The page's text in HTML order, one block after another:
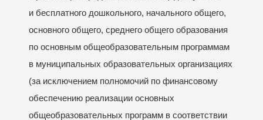
и бесплатного дошкольного, начального общего,
основного общего, среднего общего образования
по основным общеобразовательным программам
в муниципальных образовательных организациях
(за исключением полномочий по финансовому
обеспечению реализации основных
общеобразовательных программ в соответствии